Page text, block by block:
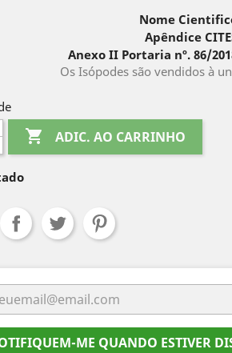
Nome
Apêndice
Anexo II Portaria nº. 86/
Os Isópodes são vendidos à
 ADIC. AO CARRINHO
ME QUANDO ESTIVER